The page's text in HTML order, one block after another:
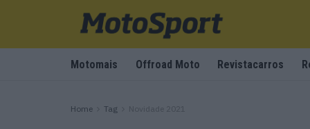
Motomais Offroad Moto Revistacarros
Home Tag Novidade 2021